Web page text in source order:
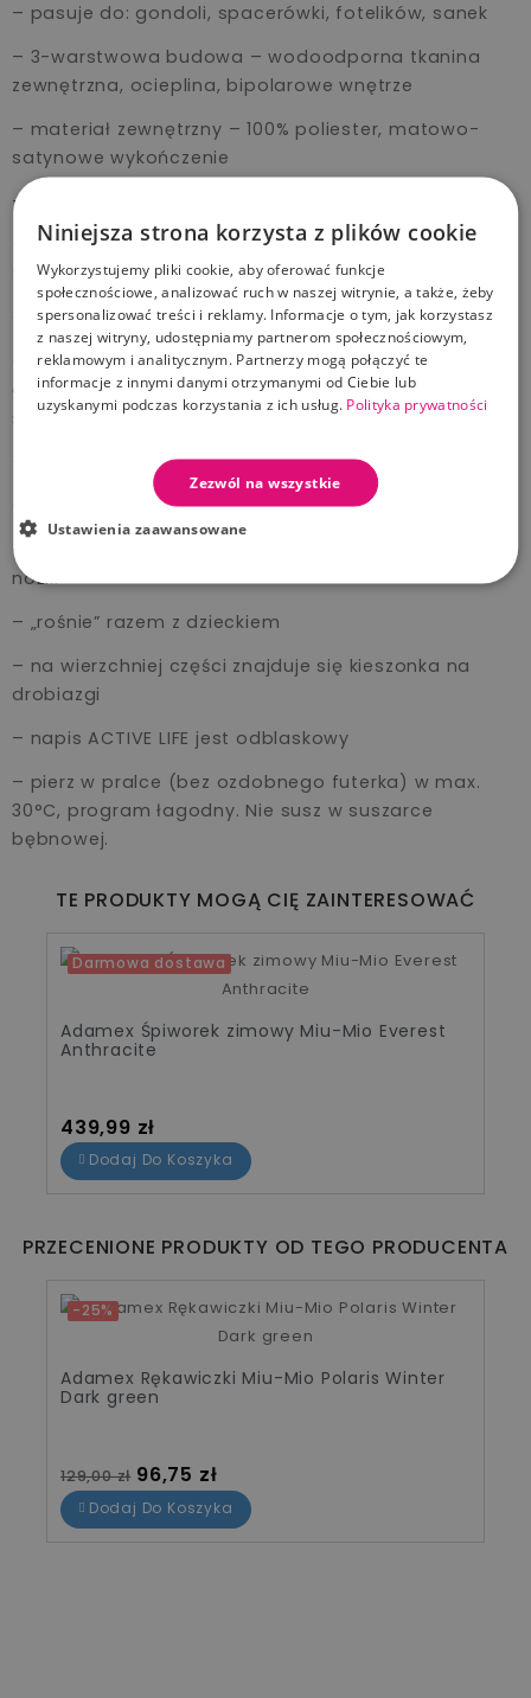
– pasuje do: gondoli, spacerówki, fotelików, sanek
– 3-warstwowa budowa – wodoodporna tkanina
zewnętrzna, ocieplina, bipolarowe wnętrze
– materiał zewnętrzny – 100% poliester, matowo-
satynowe wykończenie
– wypełnienie, ocieplina – 100% poliester
– kaptur śpiworka jest wykończony ozdobnym
futerkiem
– futerko jest odpinane za pomocą zamka
– odpięte futerko możesz zamontować na budce
gondoli/spacerówki przy użyciu smyczy znajdującej
się w zestawie
– śpiworek posiada otwory na pasy bezpieczeństwa
– kształt śpiworka zapewnia dziecku swobodę ruchu
– jest rozkładany, może mieć funkcję przykrycia na
nóżki
– „rośnie” razem z dzieckiem
– na wierzchniej części znajduje się kieszonka na
drobiazgi
– napis ACTIVE LIFE jest odblaskowy
– pierz w pralce (bez ozdobnego futerka) w max.
30°C, program łagodny. Nie susz w suszarce
bębnowej.
TE PRODUKTY MOGĄ CIĘ ZAINTERESOWAĆ
Darmowa dostawa
Adamex Śpiworek zimowy Miu-Mio Everest
Anthracite
Cena
439,99 zł
Dodaj Do Koszyka
PRZECENIONE PRODUKTY OD TEGO PRODUCENTA
-25%
Adamex Rękawiczki Miu-Mio Polaris Winter
Dark green
Cena standardowa
129,00 zł Cena
96,75 zł
Dodaj Do Koszyka
Niniejsza strona korzysta z plików cookie
Wykorzystujemy pliki cookie, aby oferować funkcje
społecznościowe, analizować ruch w naszej witrynie, a także, żeby
spersonalizować treści i reklamy. Informacje o tym, jak korzystasz
z naszej witryny, udostępniamy partnerom społecznościowym,
reklamowym i analitycznym. Partnerzy mogą połączyć te
informacje z innymi danymi otrzymanymi od Ciebie lub
uzyskanymi podczas korzystania z ich usług. Polityka prywatności
Zezwól na wszystkie
Ustawienia zaawansowane